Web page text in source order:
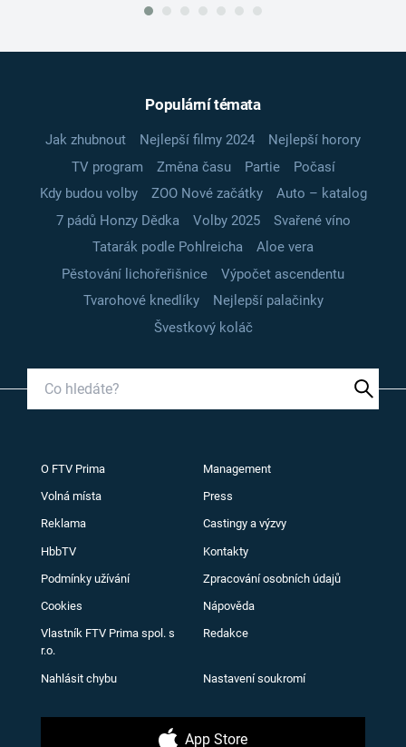
Populární témata
Jak zhubnout Nejlepší filmy 2024
Nejlepší horory
TV program
Změna času Partie
Počasí
Kdy budou volby
ZOO Nové začátky
Auto – katalog
7 pádů Honzy Dědka
Volby 2025
Svařené víno
Tatarák podle Pohlreicha
Aloe vera
Pěstování lichořeřišnice
Výpočet ascendentu
Tvarohové knedlíky
Nejlepší palačinky
Švestkový koláč
O FTV Prima Management
Volná místa Press
Reklama Castingy a výzvy
HbbTV Kontakty
Podmínky užívání Zpracování osobních údajů
Cookies Nápověda
Vlastník FTV Prima spol. s
r.o.
Redakce
Nahlásit chybu Nastavení soukromí
App Store